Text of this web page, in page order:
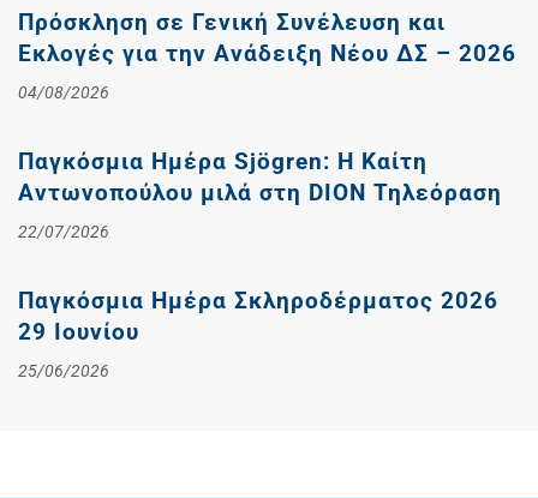
Πρόσκληση σε Γενική Συνέλευση και
Εκλογές για την Ανάδειξη Νέου ΔΣ – 2026
04/08/2026
Παγκόσμια Ημέρα Sjögren: Η Καίτη
Αντωνοπούλου μιλά στη DION Τηλεόραση
22/07/2026
Παγκόσμια Ημέρα Σκληροδέρματος 2026
29 Ιουνίου
25/06/2026